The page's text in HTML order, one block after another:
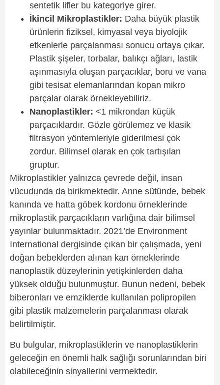
sentetik lifler bu kategoriye girer.
İkincil Mikroplastikler: Daha büyük plastik
ürünlerin fiziksel, kimyasal veya biyolojik
etkenlerle parçalanması sonucu ortaya çıkar.
Plastik şişeler, torbalar, balıkçı ağları, lastik
aşınmasıyla oluşan parçacıklar, boru ve vana
gibi tesisat elemanlarından kopan mikro
parçalar olarak örnekleyebiliriz.
Nanoplastikler: <1 mikrondan küçük
parçacıklardır. Gözle görülemez ve klasik
filtrasyon yöntemleriyle giderilmesi çok
zordur. Bilimsel olarak en çok tartışılan
gruptur.
Mikroplastikler yalnızca çevrede değil, insan
vücudunda da birikmektedir. Anne sütünde, bebek
kanında ve hatta göbek kordonu örneklerinde
mikroplastik parçacıkların varlığına dair bilimsel
yayınlar bulunmaktadır. 2021’de Environment
International dergisinde çıkan bir çalışmada, yeni
doğan bebeklerden alınan kan örneklerinde
nanoplastik düzeylerinin yetişkinlerden daha
yüksek olduğu bulunmuştur. Bunun nedeni, bebek
biberonları ve emziklerde kullanılan polipropilen
gibi plastik malzemelerin parçalanması olarak
belirtilmiştir.
Bu bulgular, mikroplastiklerin ve nanoplastiklerin
geleceğin en önemli halk sağlığı sorunlarından biri
olabileceğinin sinyallerini vermektedir.